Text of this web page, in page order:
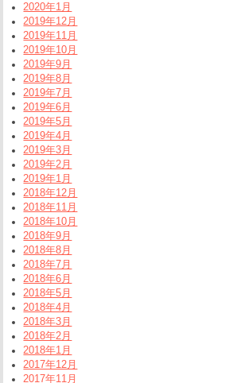
2020年1月
2019年12月
2019年11月
2019年10月
2019年9月
2019年8月
2019年7月
2019年6月
2019年5月
2019年4月
2019年3月
2019年2月
2019年1月
2018年12月
2018年11月
2018年10月
2018年9月
2018年8月
2018年7月
2018年6月
2018年5月
2018年4月
2018年3月
2018年2月
2018年1月
2017年12月
2017年11月